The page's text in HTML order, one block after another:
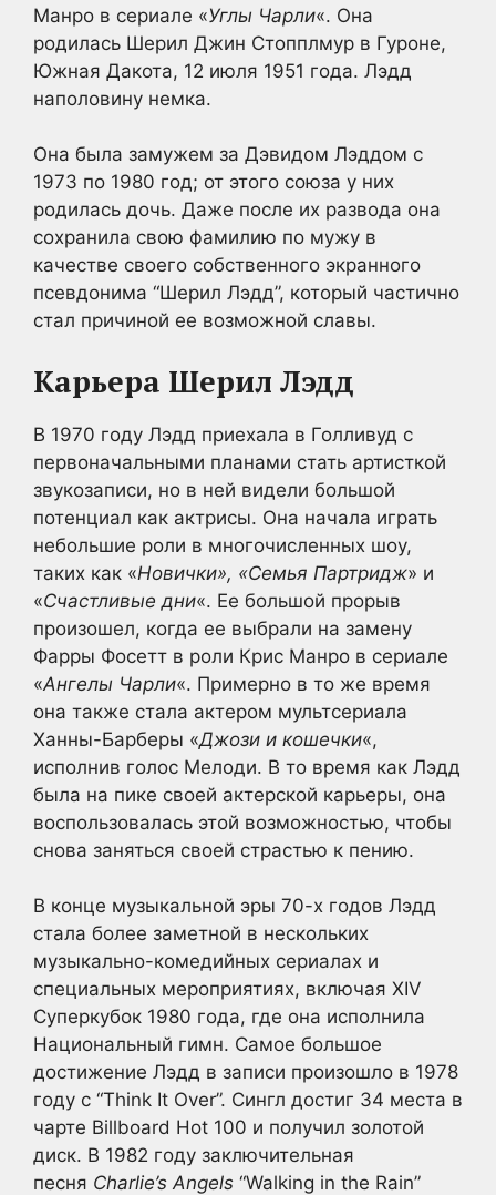
Манро в сериале «Углы Чарли«. Она
родилась Шерил Джин Стопплмур в Гуроне,
Южная Дакота, 12 июля 1951 года. Лэдд
наполовину немка.
Она была замужем за Дэвидом Лэддом с
1973 по 1980 год; от этого союза у них
родилась дочь. Даже после их развода она
сохранила свою фамилию по мужу в
качестве своего собственного экранного
псевдонима “Шерил Лэдд”, который частично
стал причиной ее возможной славы.
Карьера Шерил Лэдд
В 1970 году Лэдд приехала в Голливуд с
первоначальными планами стать артисткой
звукозаписи, но в ней видели большой
потенциал как актрисы. Она начала играть
небольшие роли в многочисленных шоу,
таких как «Новички», «Семья Партридж» и
«Счастливые дни«. Ее большой прорыв
произошел, когда ее выбрали на замену
Фарры Фосетт в роли Крис Манро в сериале
«Ангелы Чарли«. Примерно в то же время
она также стала актером мультсериала
Ханны-Барберы «Джози и кошечки«,
исполнив голос Мелоди. В то время как Лэдд
была на пике своей актерской карьеры, она
воспользовалась этой возможностью, чтобы
снова заняться своей страстью к пению.
В конце музыкальной эры 70-х годов Лэдд
стала более заметной в нескольких
музыкально-комедийных сериалах и
специальных мероприятиях, включая XIV
Суперкубок 1980 года, где она исполнила
Национальный гимн. Самое большое
достижение Лэдд в записи произошло в 1978
году с “Think It Over”. Сингл достиг 34 места в
чарте Billboard Hot 100 и получил золотой
диск. В 1982 году заключительная
песня Charlie’s Angels “Walking in the Rain”